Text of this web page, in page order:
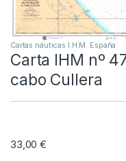
Cartas náuticas I.H.M. España
Carta IHM nº
cabo Cullera
33,00€